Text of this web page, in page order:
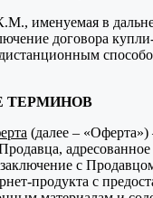
именуемая в
договора
ТЕРМИНОВ
(далее –
с
продукта с